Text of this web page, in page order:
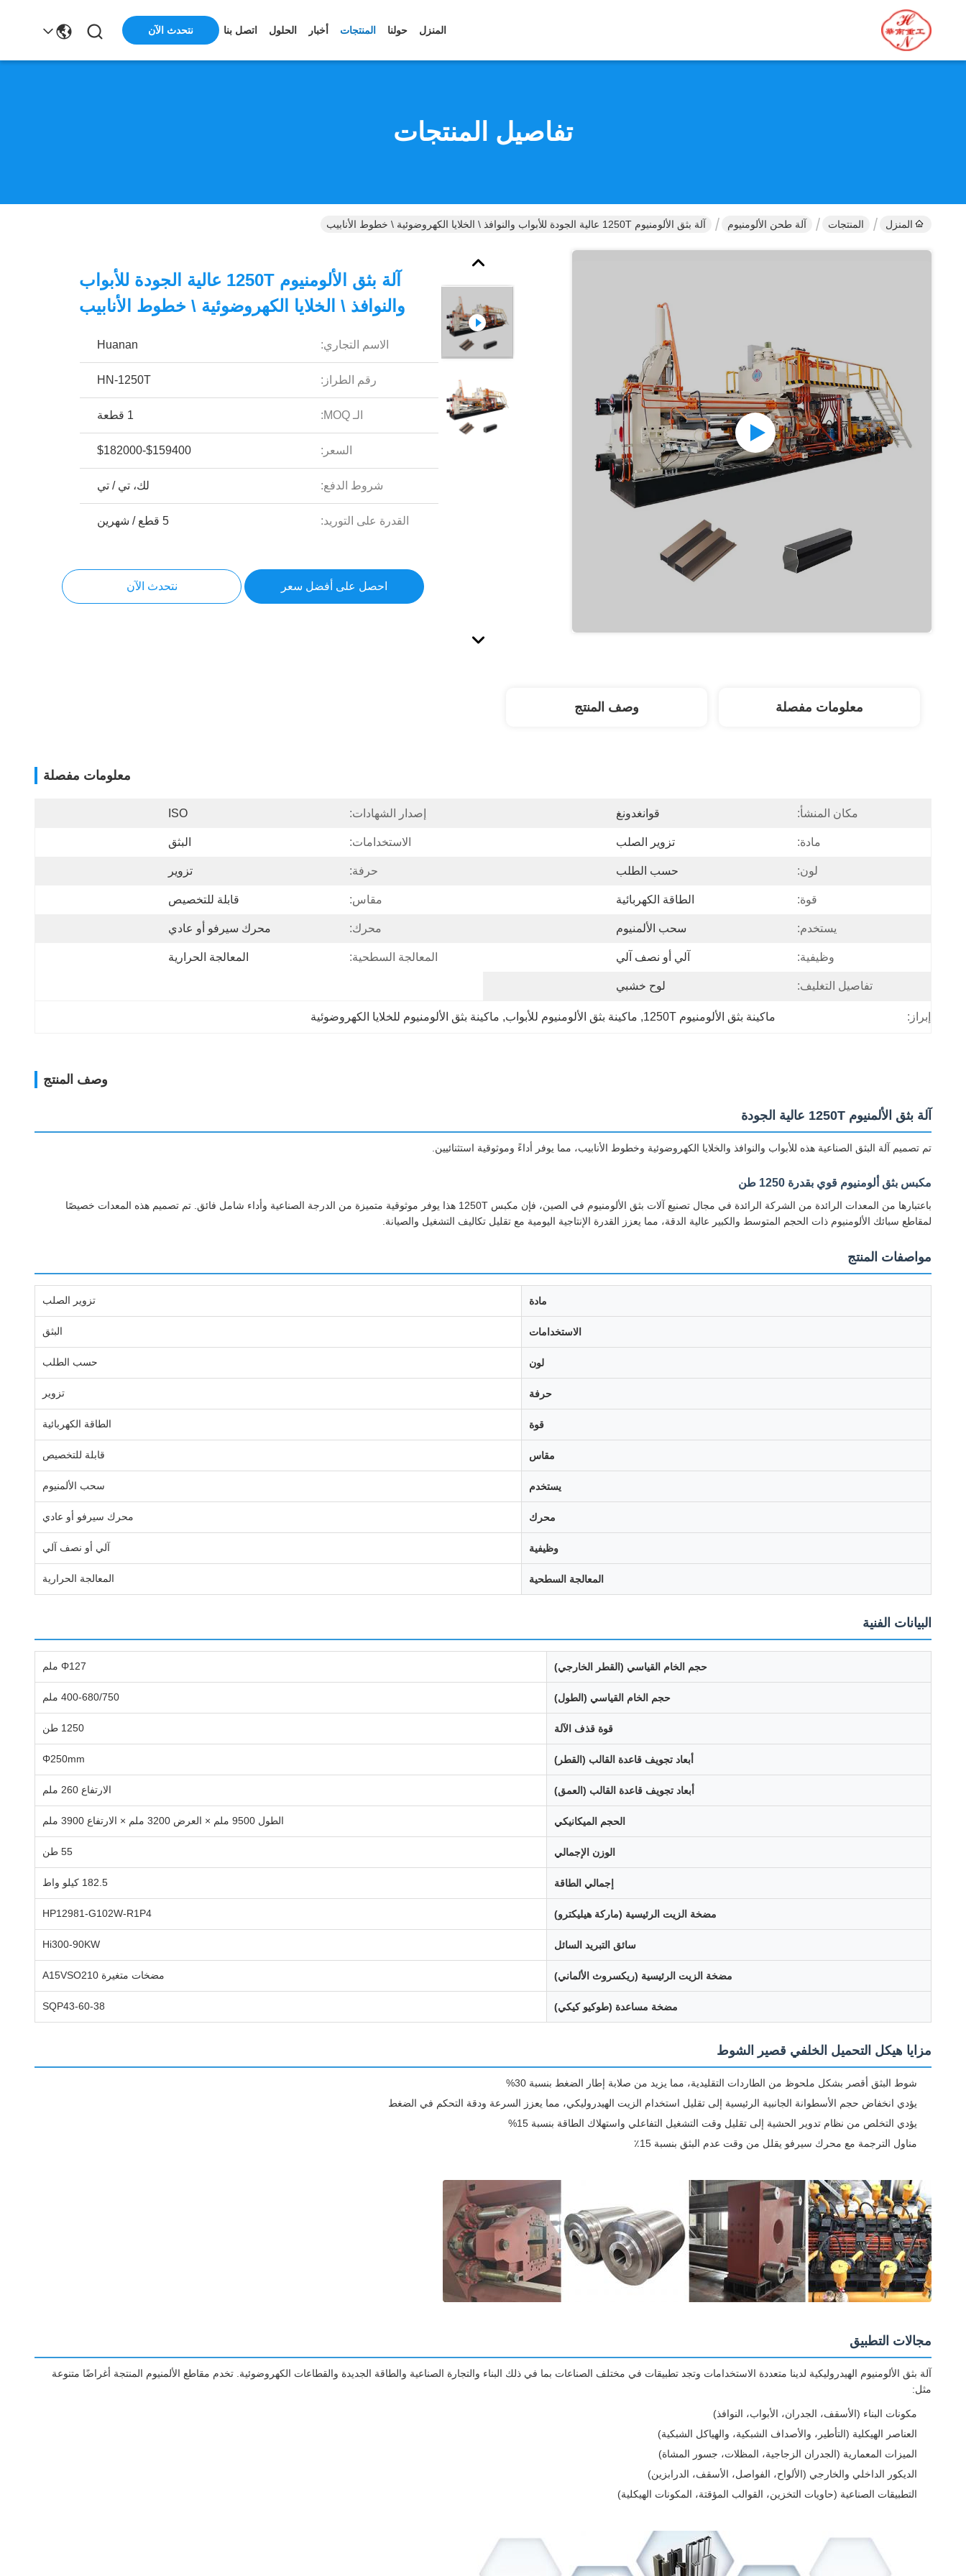
المنزل حولنا المنتجات أخبار الحلول اتصل بنا نتحدث الآن
تفاصيل المنتجات
المنزل المنتجات آلة طحن الألومنيوم آلة بثق الألومنيوم 1250T عالية الجودة للأبواب والنوافذ \ الخلايا الكهروضوئية \ خطوط الأنابيب
آلة بثق الألومنيوم 1250T عالية الجودة للأبواب
والنوافذ \ الخلايا الكهروضوئية \ خطوط الأنابيب
الاسم التجاري: Huanan
رقم الطراز: HN-1250T
الـ MOQ: 1 قطعة
السعر: $159400-$182000
شروط الدفع: لك، تي / تي
القدرة على التوريد: 5 قطع / شهرين
احصل على أفضل سعر نتحدث الآن
معلومات مفصلة وصف المنتج
معلومات مفصلة
مكان المنشأ: قوانغدونغ إصدار الشهادات: ISO
مادة: تزوير الصلب الاستخدامات: البثق
لون: حسب الطلب حرفة: تزوير
قوة: الطاقة الكهربائية مقاس: قابلة للتخصيص
يستخدم: سحب الألمنيوم محرك: محرك سيرفو أو عادي
وظيفية: آلي أو نصف آلي المعالجة السطحية: المعالجة الحرارية
تفاصيل التغليف: لوح خشبي
إبراز: ماكينة بثق الألومنيوم 1250T , ماكينة بثق الألومنيوم للأبواب, ماكينة بثق الألومنيوم للخلايا الكهروضوئية
وصف المنتج
آلة بثق الألمنيوم 1250T عالية الجودة
تم تصميم آلة البثق الصناعية هذه للأبواب والنوافذ والخلايا الكهروضوئية وخطوط الأنابيب، مما يوفر أداءً وموثوقية استثنائيين.
مكبس بثق ألومنيوم قوي بقدرة 1250 طن
باعتبارها من المعدات الرائدة من الشركة الرائدة في مجال تصنيع آلات بثق الألومنيوم في الصين، فإن مكبس 1250T هذا يوفر موثوقية متميزة من الدرجة الصناعية وأداء شامل فائق. تم تصميم هذه المعدات خصيصًا
لمقاطع سبائك الألومنيوم ذات الحجم المتوسط ​​والكبير عالية الدقة، مما يعزز القدرة الإنتاجية اليومية مع تقليل تكاليف التشغيل والصيانة.
مواصفات المنتج
مادة تزوير الصلب
الاستخدامات البثق
لون حسب الطلب
حرفة تزوير
قوة الطاقة الكهربائية
مقاس قابلة للتخصيص
يستخدم سحب الألمنيوم
محرك محرك سيرفو أو عادي
وظيفية آلي أو نصف آلي
المعالجة السطحية المعالجة الحرارية
البيانات الفنية
حجم الخام القياسي (القطر الخارجي) Φ127 ملم
حجم الخام القياسي (الطول) 400-680/750 ملم
قوة قذف الآلة 1250 طن
أبعاد تجويف قاعدة القالب (القطر) Φ250mm
أبعاد تجويف قاعدة القالب (العمق) الارتفاع 260 ملم
الحجم الميكانيكي الطول 9500 ملم × العرض 3200 ملم × الارتفاع 3900 ملم
الوزن الإجمالي 55 طن
إجمالي الطاقة 182.5 كيلو واط
مضخة الزيت الرئيسية (ماركة هيليكترو) HP12981-G102W-R1P4
سائق التبريد السائل Hi300-90KW
مضخة الزيت الرئيسية (ريكسروث الألماني) مضخات متغيرة A15VSO210
مضخة مساعدة (طوكيو كيكي) SQP43-60-38
مزايا هيكل التحميل الخلفي قصير الشوط
شوط البثق أقصر بشكل ملحوظ من الطاردات التقليدية، مما يزيد من صلابة إطار الضغط بنسبة 30%
يؤدي انخفاض حجم الأسطوانة الجانبية الرئيسية إلى تقليل استخدام الزيت الهيدروليكي، مما يعزز السرعة ودقة التحكم في الضغط
يؤدي التخلص من نظام تدوير الحشية إلى تقليل وقت التشغيل التفاعلي واستهلاك الطاقة بنسبة 15%
مناول الترجمة مع محرك سيرفو يقلل من وقت عدم البثق بنسبة 15٪
مجالات التطبيق
آلة بثق الألومنيوم الهيدروليكية لدينا متعددة الاستخدامات وتجد تطبيقات في مختلف الصناعات بما في ذلك البناء والتجارة الصناعية والطاقة الجديدة والقطاعات الكهروضوئية. تخدم مقاطع الألمنيوم المنتجة أغراضًا متنوعة
مثل:
مكونات البناء (الأسقف، الجدران، الأبواب، النوافذ)
العناصر الهيكلية (التأطير، والأصداف الشبكية، والهياكل الشبكية)
الميزات المعمارية (الجدران الزجاجية، المظلات، جسور المشاة)
الديكور الداخلي والخارجي (الألواح، الفواصل، الأسقف، الدرابزين)
التطبيقات الصناعية (حاويات التخزين، القوالب المؤقتة، المكونات الهيكلية)